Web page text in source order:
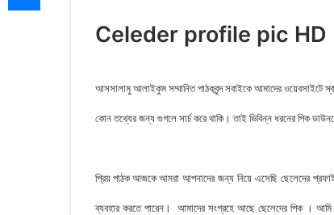
Celeder profile pic HD |
আসসালামু আলাইকুম সম্মানিত পাঠকবৃন্দ সবাইকে আমাদের
কোন তথ্যের জন্য গুগলে সার্চ করে থাকি। তাই ভিবিন্ন ধরনের পিক
প্রিয় পাঠক আজকেআমরা আপনাদের জন্য নিয়ে এসেছি ছেলেদের
ব্যবহার করতে পারেন। আমাদের সংগ্রহে আছে ছেলেদের পিক । আমি